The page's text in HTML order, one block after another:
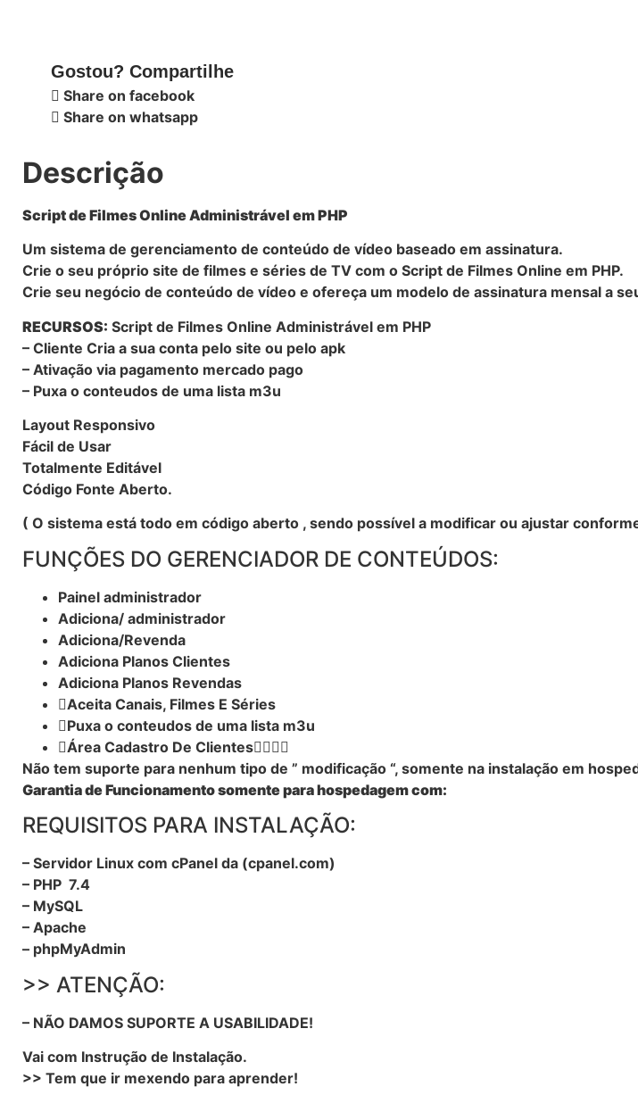
Gostou? Compartilhe
Share on facebook
Share on whatsapp
Descrição
Script de Filmes Online Administrável em PHP
Um sistema de gerenciamento de conteúdo de vídeo baseado em assinatura.
Crie o seu próprio site de filmes e séries de TV com o Script de Filmes Online em PHP.
Crie seu negócio de conteúdo de vídeo e ofereça um modelo de assinatura mensal a
RECURSOS: Script de Filmes Online Administrável em PHP
– Cliente Cria a sua conta pelo site ou pelo apk
– Ativação via pagamento mercado pago
– Puxa o conteudos de uma lista m3u
Layout Responsivo
Fácil de Usar
Totalmente Editável
Código Fonte Aberto.
( O sistema está todo em código aberto , sendo possível a modificar ou ajustar
FUNÇÕES DO GERENCIADOR DE CONTEÚDOS:
Painel administrador
Adiciona/ administrador
Adiciona/Revenda
Adiciona Planos Clientes
Adiciona Planos Revendas
Aceita Canais, Filmes E Séries
Puxa o conteudos de uma lista m3u
Área Cadastro De Clientes
Não tem suporte para nenhum tipo de ” modificação “, somente na instalação em
Garantia de Funcionamento somente para hospedagem com:
REQUISITOS PARA INSTALAÇÃO:
– Servidor Linux com cPanel da (cpanel.com)
– PHP 7.4
– MySQL
– Apache
– phpMyAdmin
>> ATENÇÃO:
– NÃO DAMOS SUPORTE A USABILIDADE!
Vai com Instrução de Instalação.
>> Tem que ir mexendo para aprender!